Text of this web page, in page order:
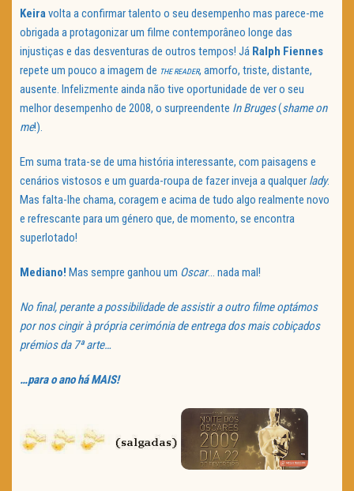
Keiravolta a confirmar talento o seu desempenho mas parece-me
obrigada a protagonizar um filme contemporâneo longe das
injustiças e das desventuras de outros tempos! Já Ralph Fiennes
repete um pouco a imagem de THE READER, amorfo, triste, distante,
ausente. Infelizmente ainda não tive oportunidade de ver o seu
melhor desempenho de 2008, o surpreendente In Bruges(shame on
me!).
Em suma trata-se de uma história interessante, com paisagens e
cenários vistosos e um guarda-roupa de fazer inveja a qualquer lady.
Mas falta-lhe chama, coragem e acima de tudo algo realmente novo
e refrescante para um género que, de momento, se encontra
superlotado!
Mediano! Mas sempre ganhou um Oscar… nada mal!
No final, perante a possibilidade de assistir a outro filme optámos
por nos cingir à própria cerimónia de entrega dos mais cobiçados
prémios da 7ª arte…
…para o ano há MAIS!